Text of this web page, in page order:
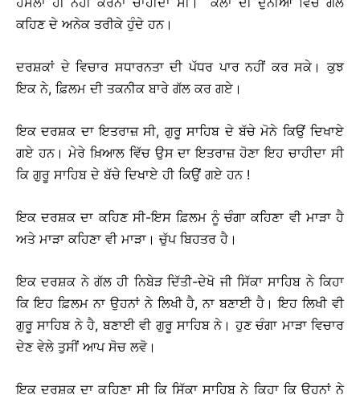
ਕਹਿਣ ਦੇ ਅਨੇਕ ਤਰੀਕੇ ਹੁੰਦੇ ਹਨ।
ਦਰਸ਼ਕਾਂ ਦੇ ਵਿਚਾਰ ਸਧਾਰਨਤਾ ਦੀ ਪੱਧਰ ਪਾਰ ਨਹੀਂ ਕਰ ਸਕੇ। ਕੁਝ
ਇਕ ਨੇ, ਫ਼ਿਲਮ ਦੀ ਤਕਨੀਕ ਬਾਰੇ ਗੱਲ ਕਰ ਗਏ।
ਇਕ ਦਰਸ਼ਕ ਦਾ ਇਤਰਾਜ਼ ਸੀ, ਗੁਰੂ ਸਾਹਿਬ ਦੇ ਬੱਚੇ ਮੋਨੇ ਕਿਉਂ ਦਿਖਾਏ
ਗਏ ਹਨ। ਮੇਰੇ ਖ਼ਿਆਲ ਵਿੱਚ ਉਸ ਦਾ ਇਤਰਾਜ਼ ਹੋਣਾ ਇਹ ਚਾਹੀਦਾ ਸੀ
ਕਿ ਗੁਰੂ ਸਾਹਿਬ ਦੇ ਬੱਚੇ ਦਿਖਾਏ ਹੀ ਕਿਉਂ ਗਏ ਹਨ !
ਇਕ ਦਰਸ਼ਕ ਦਾ ਕਹਿਣ ਸੀ-ਇਸ ਫ਼ਿਲਮ ਨੂੰ ਚੰਗਾ ਕਹਿਣਾ ਵੀ ਮਾੜਾ ਹੈ
ਅਤੇ ਮਾੜਾ ਕਹਿਣਾ ਵੀ ਮਾੜਾ। ਚੁੱਪ ਬਿਹਤਰ ਹੈ।
ਇਕ ਦਰਸ਼ਕ ਨੇ ਗੱਲ ਹੀ ਨਿਬੇੜ ਦਿੱਤੀ-ਦੇਖੋ ਜੀ ਸਿੱਕਾ ਸਾਹਿਬ ਨੇ ਕਿਹਾ
ਕਿ ਇਹ ਫ਼ਿਲਮ ਨਾ ਉਹਨਾਂ ਨੇ ਲਿਖੀ ਹੈ, ਨਾ ਬਣਾਈ ਹੈ। ਇਹ ਲਿਖੀ ਵੀ
ਗੁਰੂ ਸਾਹਿਬ ਨੇ ਹੈ, ਬਣਾਈ ਵੀ ਗੁਰੂ ਸਾਹਿਬ ਨੇ। ਹੁਣ ਚੰਗਾ ਮਾੜਾ ਵਿਚਾਰ
ਦੇਣ ਵੇਲੇ ਤੁਸੀਂ ਆਪ ਸੋਚ ਲਵੋ।
ਇਕ ਦਰਸ਼ਕ ਦਾ ਕਹਿਣਾ ਸੀ ਕਿ ਸਿੱਕਾ ਸਾਹਿਬ ਨੇ ਕਿਹਾ ਕਿ ਉਹਨਾਂ ਨੇ